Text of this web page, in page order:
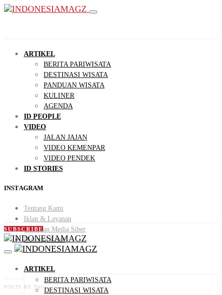
ARTIKEL
BERITA PARIWISATA
DESTINASI WISATA
PANDUAN WISATA
KULINER
AGENDA
ID PEOPLE
VIDEO
JALAN JAJAN
VIDEO KEMENPAR
VIDEO PENDEK
ID STORIES
INSTAGRAM
Tentang Kami
Iklan & Layanan
Pedoman Media Siber
Hubungi Kami
SUBSCRIBE
ARTIKEL
BERITA PARIWISATA
DESTINASI WISATA
POSTS BY TAG